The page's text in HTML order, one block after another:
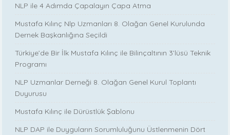
NLP ile 4 Adımda Çapalayın Çapa Atma
Mustafa Kılınç Nlp Uzmanları 8. Olağan Genel Kurulunda
Dernek Başkanlığına Seçildi
Türkiye’de Bir İlk Mustafa Kılınç ile Bilinçaltının 3’lüsü Teknik
Programı
NLP Uzmanlar Derneği 8. Olağan Genel Kurul Toplantı
Duyurusu
Mustafa Kılınç ile Dürüstlük Şablonu
NLP DAP ile Duyguların Sorumluluğunu Üstlenmenin Dört